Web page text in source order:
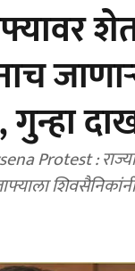
गुन्हा
Protest :